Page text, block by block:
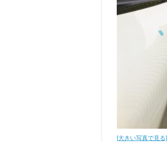
[大きい写真で見る]